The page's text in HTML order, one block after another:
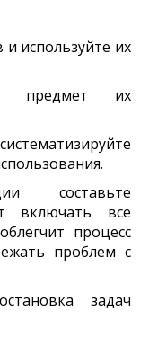
и используйте их
предмет их
составьте
включать все
процесс
проблем с
задач